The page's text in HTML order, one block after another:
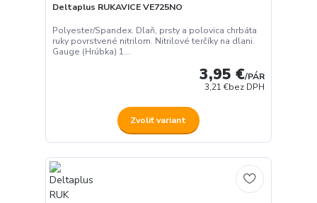
Deltaplus RUKAVICE VE725NO
Polyester/Spandex. Dlaň, prsty a polovica chrbáta
ruky povrstvené nitrilom. Nitrilové terčíky na dlani.
Gauge (Hrúbka) 1...
3,95 €/PÁR
3,21 €bez DPH
Zvoliť variant